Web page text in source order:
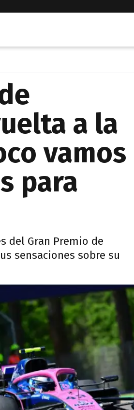
a la
vamos
para
del Gran Premio de
sensaciones sobre su